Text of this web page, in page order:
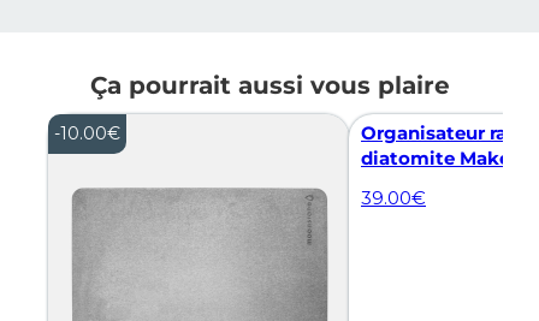
Ça pourrait aussi vous plaire
-10.00€
Organisateur
diatomite Makea
39.00€